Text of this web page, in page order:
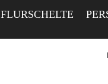
FLURSCHELTE